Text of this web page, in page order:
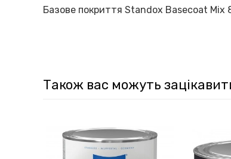
Базове покриття Standox Basecoat Mix
Також вас можуть